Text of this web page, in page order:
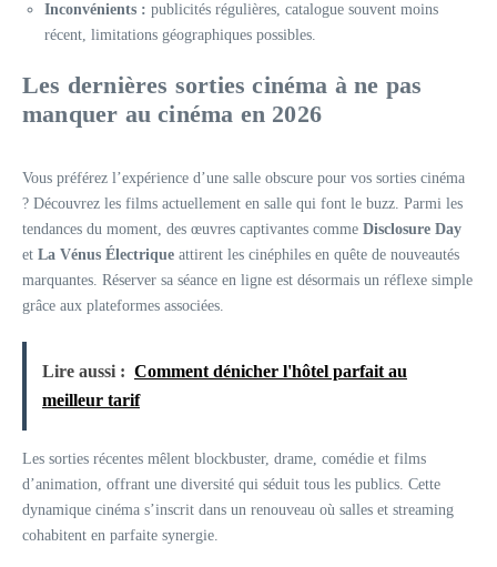
Inconvénients : publicités régulières, catalogue souvent moins
récent, limitations géographiques possibles.
Les dernières sorties cinéma à ne pas
manquer au cinéma en 2026
Vous préférez l’expérience d’une salle obscure pour vos sorties cinéma
? Découvrez les films actuellement en salle qui font le buzz. Parmi les
tendances du moment, des œuvres captivantes comme Disclosure Day
et La Vénus Électrique attirent les cinéphiles en quête de nouveautés
marquantes. Réserver sa séance en ligne est désormais un réflexe simple
grâce aux plateformes associées.
Lire aussi : Comment dénicher l'hôtel parfait au
meilleur tarif
Les sorties récentes mêlent blockbuster, drame, comédie et films
d’animation, offrant une diversité qui séduit tous les publics. Cette
dynamique cinéma s’inscrit dans un renouveau où salles et streaming
cohabitent en parfaite synergie.